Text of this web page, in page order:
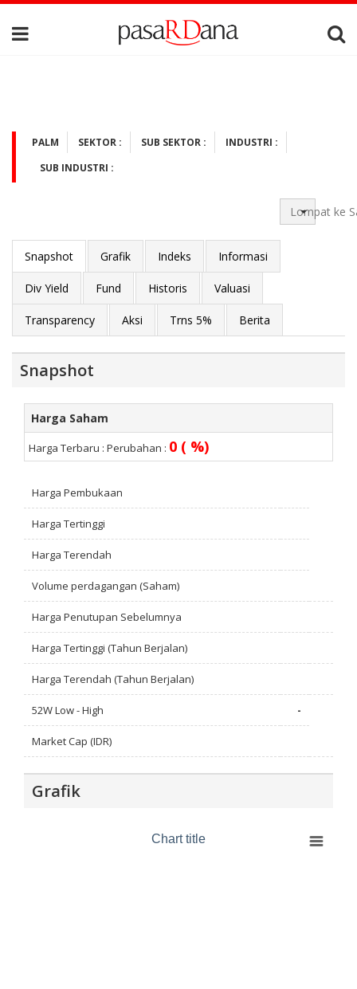
PALM SEKTOR : SUB SEKTOR :
INDUSTRI :
SUB INDUSTRI :
Lompat ke
Snapshot Grafik Indeks Informasi
Div Yield Fund Historis Valuasi
Transparency Aksi Trns 5% Berita
Snapshot
Harga Saham
Harga Terbaru : Perubahan : 0 ( %)
Harga Pembukaan
Harga Tertinggi
Harga Terendah
Volume perdagangan (Saham)
Harga Penutupan Sebelumnya
Harga Tertinggi (Tahun Berjalan)
Harga Terendah (Tahun Berjalan)
52W Low - High -
Market Cap (IDR)
Grafik
Chart title